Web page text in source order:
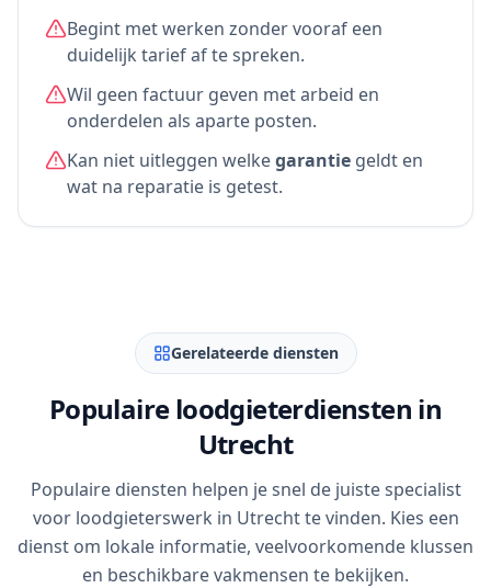
Begint met werken zonder vooraf een
duidelijk tarief af te spreken.
Wil geen factuur geven met arbeid en
onderdelen als aparte posten.
Kan niet uitleggen welkegarantie geldt en
wat na reparatie is getest.
Gerelateerde diensten
Populaire loodgieterdiensten in
Utrecht
Populaire diensten helpen je snel de juiste specialist
voor loodgieterswerk in Utrecht te vinden. Kies een
dienst om lokale informatie, veelvoorkomende klussen
en beschikbare vakmensen te bekijken.